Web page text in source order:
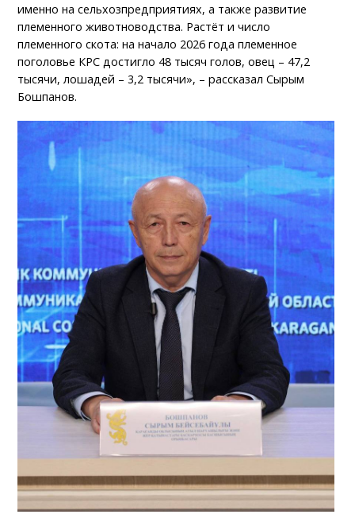
именно на сельхозпредприятиях, а также развитие
племенного животноводства. Растёт и число
племенного скота: на начало 2026 года племенное
поголовье КРС достигло 48 тысяч голов, овец – 47,2
тысячи, лошадей – 3,2 тысячи», – рассказал Сырым
Бошпанов.